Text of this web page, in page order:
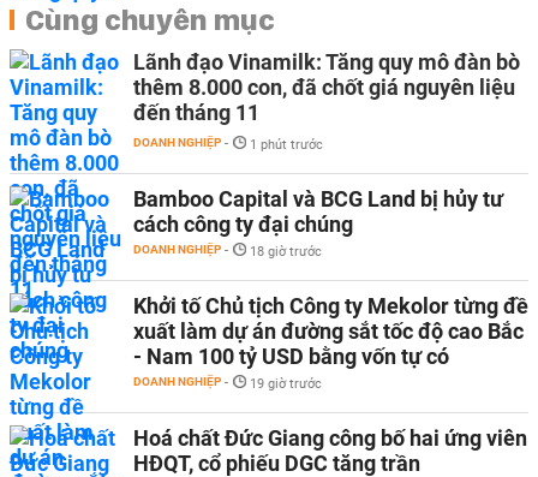
Cùng chuyên mục
Lãnh đạo Vinamilk: Tăng quy mô đàn bò
thêm 8.000 con, đã chốt giá nguyên liệu
đến tháng 11
DOANH NGHIỆP - 1 phút trước
Bamboo Capital và BCG Land bị hủy tư
cách công ty đại chúng
DOANH NGHIỆP - 18 giờ trước
Khởi tố Chủ tịch Công ty Mekolor từng đề
xuất làm dự án đường sắt tốc độ cao Bắc
- Nam 100 tỷ USD bằng vốn tự có
DOANH NGHIỆP - 19 giờ trước
Hoá chất Đức Giang công bố hai ứng viên
HĐQT, cổ phiếu DGC tăng trần